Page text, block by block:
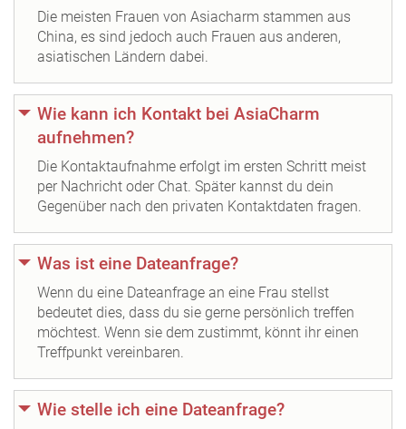
Die meisten Frauen von Asiacharm stammen aus
China, es sind jedoch auch Frauen aus anderen,
asiatischen Ländern dabei.
Wie kann ich Kontakt bei AsiaCharm
aufnehmen?
Die Kontaktaufnahme erfolgt im ersten Schritt meist
per Nachricht oder Chat. Später kannst du dein
Gegenüber nach den privaten Kontaktdaten fragen.
Was ist eine Dateanfrage?
Wenn du eine Dateanfrage an eine Frau stellst
bedeutet dies, dass du sie gerne persönlich treffen
möchtest. Wenn sie dem zustimmt, könnt ihr einen
Treffpunkt vereinbaren.
Wie stelle ich eine Dateanfrage?